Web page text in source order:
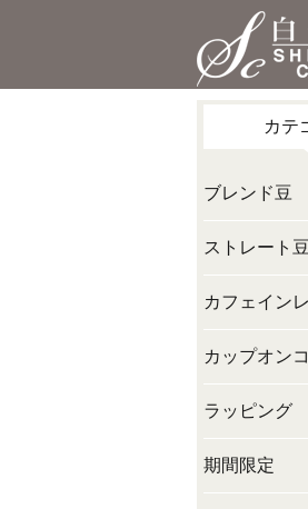
カテ
ブレンド豆
ストレート豆
カフェイン
カップオン
ラッピング
期間限定